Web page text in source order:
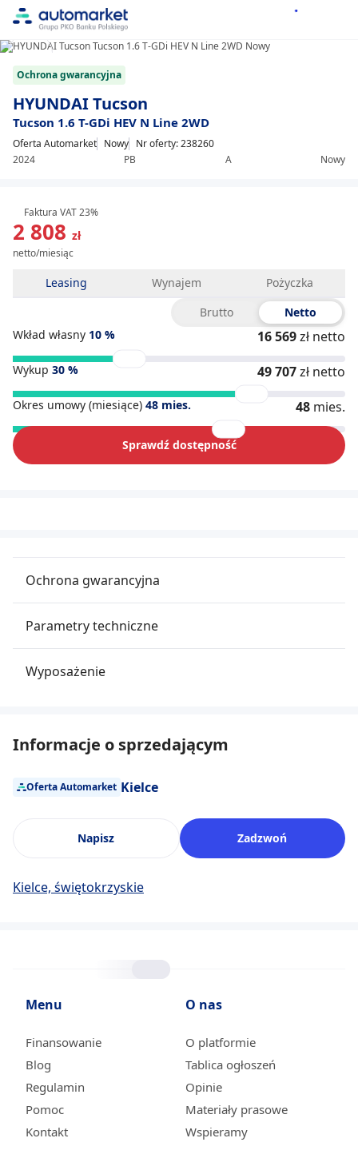
14
1/14
Ochrona gwarancyjna
HYUNDAI Tucson
Tucson 1.6 T-GDi HEV N Line 2WD
Oferta Automarket Nowy
2024
PB A Nowy
Nr oferty: 238260
2 808 zł
netto/miesiąc
Faktura VAT 23%
Leasing Wynajem
Pożyczka
Brutto
Netto
Wkład własny 10 % 16 569zł netto
Wykup 30 % 49 707zł netto
Okres umowy (miesiące) 48 mies. 48 mies.
Sprawdź dostępność
Ochrona gwarancyjna
Parametry techniczne
Wyposażenie
Informacje o sprzedającym
Oferta Automarket Kielce
Napisz Zadzwoń
Kielce, świętokrzyskie
Menu
Finansowanie
Blog
Regulamin
Pomoc
Kontakt
O nas
O platformie
Tablica ogłoszeń
Opinie
Materiały prasowe
Wspieramy